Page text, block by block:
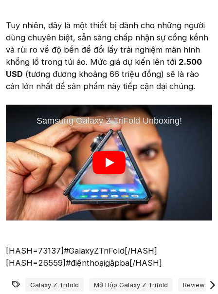
Tuy nhiên, đây là một thiết bị dành cho những người
dùng chuyên biệt, sẵn sàng chấp nhận sự cồng kềnh
và rủi ro về độ bền để đổi lấy trải nghiệm màn hình
khổng lồ trong túi áo. Mức giá dự kiến lên tới 2.500
USD (tương đương khoảng 66 triệu đồng) sẽ là rào
cản lớn nhất để sản phẩm này tiếp cận đại chúng.
[HASH=73137]#GalaxyZTriFold[/HASH]
[HASH=26559]#điệnthoạigậpba[/HASH]
Từ khóa
Galaxy Z Trifold Mở Hộp Galaxy Z Trifold Review